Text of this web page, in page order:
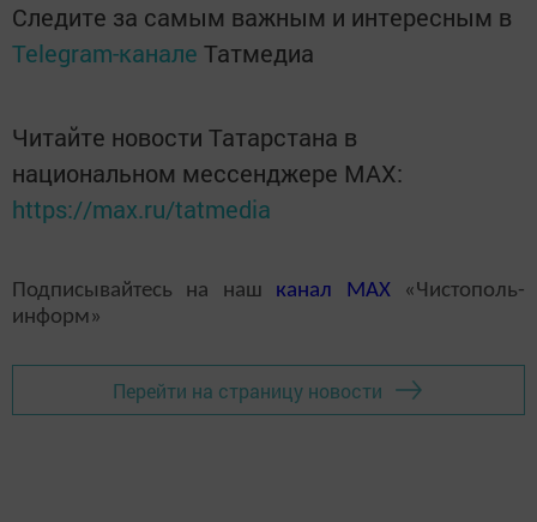
Следите за самым важным и интересным в
Telegram-канале Татмедиа
Читайте новости Татарстана в
национальном мессенджере MАХ:
https://max.ru/tatmedia
Подписывайтесь на наш канал MAX«Чистополь-
информ»
Перейти на страницу новости